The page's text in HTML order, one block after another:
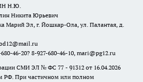
Н.Ю.
Никита Юрьевич
Марий Эл, г. Йошкар-Ола, ул. Палантая, д.
46-20? 8-927-680-46-10, mari@pg12.ru
СМИ ЭЛ № ФС 77 - 91312 от 16.04.2026
РФ. При частичном или полном